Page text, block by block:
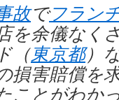
故でフラン
を余儀なく
（東京都）
損害賠償を
ことがわか